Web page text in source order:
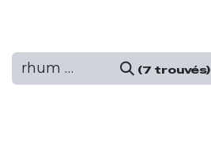
(7 trouvés)